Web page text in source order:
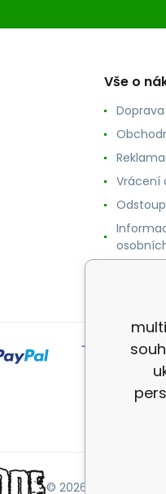
Vše o
Vrácení
© 2026 |